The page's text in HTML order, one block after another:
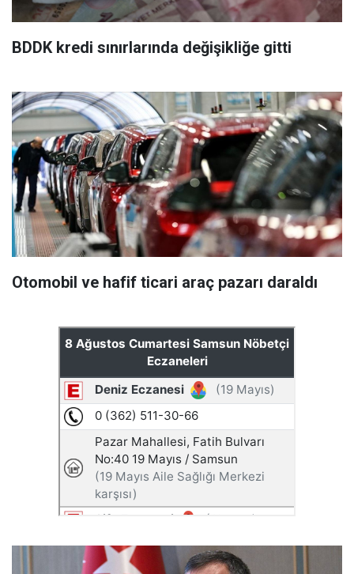
BDDK kredi sınırlarında değişikliğe gitti
Otomobil ve hafif ticari araç pazarı daraldı